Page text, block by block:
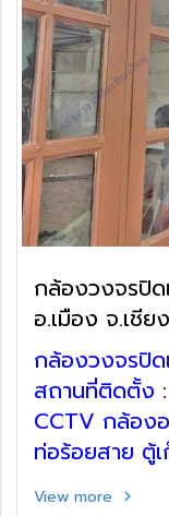
กล้องวงจรปิ
อ.เมือง จ.เชีย
กล้องวงจรปิ
สถานที่ติดตั้ง : ต.สันผีเสื้
CCTV กล้อง
ท่อร้อยสาย ตู้
View more